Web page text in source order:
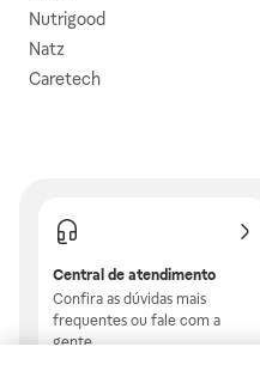
Nutrigood
Natz
Caretech
Central de atendimento
Confira as dúvidas mais
frequentes ou fale com a
gente.